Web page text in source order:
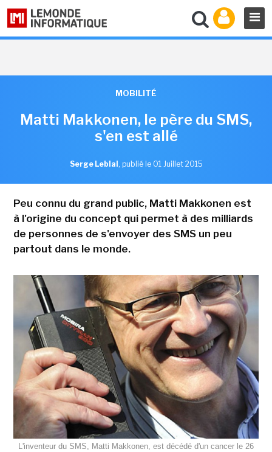
MOBILITÉ
Matti Makkonen, le père du SMS,
s'en est allé
Serge Leblal , publié le 01 Juillet 2015
Peu connu du grand public, Matti Makkonen est
à l'origine du concept qui permet à des milliards
de personnes de s'envoyer des SMS un peu
partout dans le monde.
L'inventeur du SMS, Matti Makkonen, est décédé d'un cancer le 26